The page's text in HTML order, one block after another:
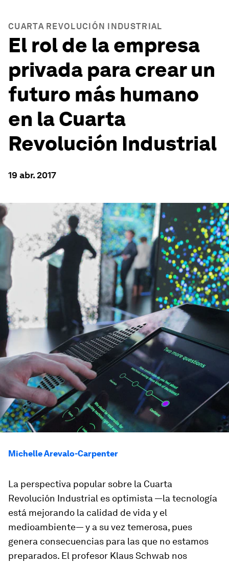
CUARTA REVOLUCIÓN INDUSTRIAL
El rol de la empresa
privada para crear un
futuro más humano
en la Cuarta
Revolución Industrial
19 abr. 2017
Michelle Arevalo-Carpenter
La perspectiva popular sobre la Cuarta
Revolución Industrial es optimista —la tecnología
está mejorando la calidad de vida y el
medioambiente— y a su vez temerosa, pues
genera consecuencias para las que no estamos
preparados. El profesor Klaus Schwab nos